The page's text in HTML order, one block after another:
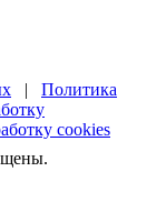
| Политика
cookies